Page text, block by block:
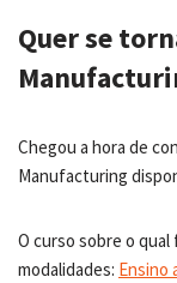
Quer se
Chegou a hora de
Manufacturing
O curso sobre o
modalidades: Ensino